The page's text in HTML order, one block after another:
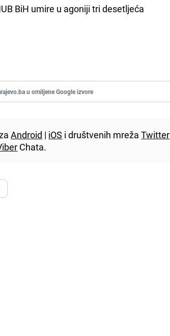
BiH umire u agoniji tri desetljeća
u omiljene Google izvore
Android | iOS i društvenih mrežaTwitter
Chata.